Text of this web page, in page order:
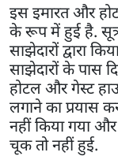
इस इमारत और
के रूप में हुई है.
साझेदारों द्वारा
साझेदारों के पास
होटल और गेस्ट
लगाने का प्रयास
नहीं किया गया
चूक तो नहीं हुई.